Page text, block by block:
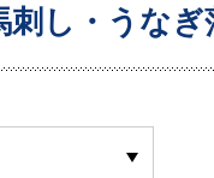
刺し・うなぎ